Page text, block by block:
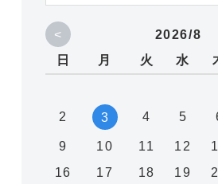
<
2026/8
日
月 火 水
2 3 4 5
9 10 11 12
16
17 18 19